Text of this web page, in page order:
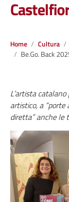
Home Cultura
Be.Go. Back 2025, l’affresco di Josep Minguell nella
L’artista
artistico, a “porte
diretta” anche le